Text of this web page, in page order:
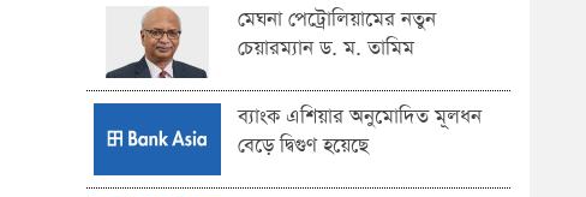
মেঘনা পেট্রোলিয়ামের নতুন
চেয়ারম্যান ড. ম. তামিম
ব্যাংক এশিয়ার অনুমোদিত মূলধন
বেড়ে দ্বিগুণ হয়েছে